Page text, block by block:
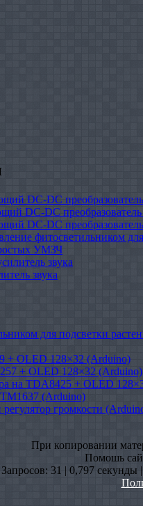
DC-DC
DC-DC
DC-DC
фитосветильником
УМЗЧ
звука
звука
для подсветки
+ OLED 128×32 (Arduino)
+ OLED 128×32 (Arduino)
на TDA8425 + OLED
(Arduino)
громкости
При копировании
Помошь
Запросов: 31 | 0,797 секунды